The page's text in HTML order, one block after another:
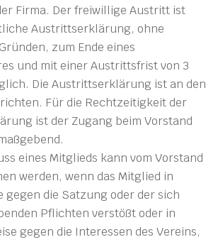
Firma. Der freiwillige Austritt ist
Austrittserklärung, ohne
zum Ende eines
und mit einer Austrittsfrist von 3
Die Austrittserklärung ist an den
Für die Rechtzeitigkeit der
ist der Zugang beim Vorstand
eines Mitglieds kann vom Vorstand
werden, wenn das Mitglied in
gegen die Satzung oder der sich
Pflichten verstößt oder in
gegen die Interessen des Vereins,